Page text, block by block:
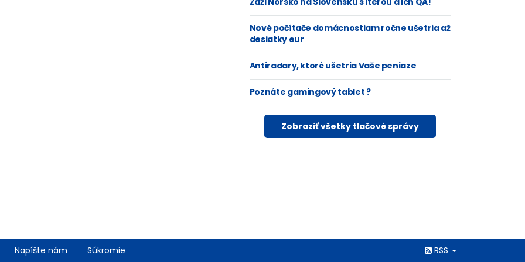
Nové počítače domácnostiam ročne ušetria až
desiatky eur
Antiradary, ktoré ušetria Vaše peniaze
Poznáte gamingový tablet ?
Zobraziť všetky tlačové správy
Napíšte nám Súkromie RSS